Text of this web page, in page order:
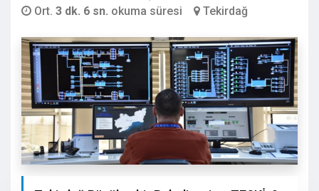
Ort. 3 dk. 6 sn. okuma süresi Tekirdağ